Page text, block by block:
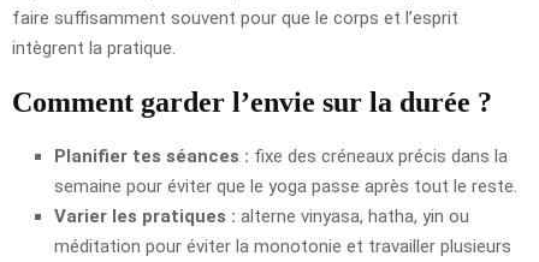
faire suffisamment souvent pour que le corps et l’esprit
intègrent la pratique.
Comment garder l’envie sur la durée ?
Planifier tes séances : fixe des créneaux précis dans la
semaine pour éviter que le yoga passe après tout le reste.
Varier les pratiques : alterne vinyasa, hatha, yin ou
méditation pour éviter la monotonie et travailler plusieurs